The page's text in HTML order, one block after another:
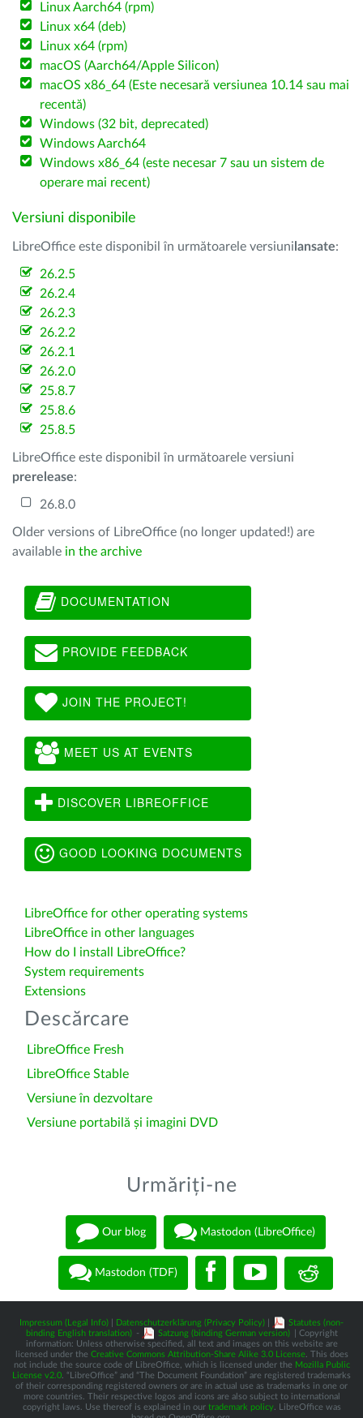
Linux Aarch64 (rpm)
Linux x64 (deb)
Linux x64 (rpm)
macOS (Aarch64/Apple Silicon)
macOS x86_64 (Este necesară versiunea 10.14 sau mai
recentă)
Windows (32 bit, deprecated)
Windows Aarch64
Windows x86_64 (este necesar 7 sau un sistem de
operare mai recent)
Versiuni disponibile
LibreOffice este disponibil în următoarele versiuni lansate:
26.2.5
26.2.4
26.2.3
26.2.2
26.2.1
26.2.0
25.8.7
25.8.6
25.8.5
LibreOffice este disponibil în următoarele versiuni
prerelease:
26.8.0
Older versions of LibreOffice (no longer updated!) are
available in the archive
DOCUMENTATION
PROVIDE FEEDBACK
JOIN THE PROJECT!
MEET US AT EVENTS
DISCOVER LIBREOFFICE
GOOD LOOKING DOCUMENTS
LibreOffice for other operating systems
LibreOffice in other languages
How do I install LibreOffice?
System requirements
Extensions
Descărcare
LibreOffice Fresh
LibreOffice Stable
Versiune în dezvoltare
Versiune portabilă și imagini DVD
Urmăriți-ne
Our blog Mastodon (LibreOffice)
Mastodon (TDF)
Impressum (Legal Info) Datenschutzerklärung (Privacy Policy)
Statutes (non-
binding English translation) - Satzung (binding German version)
| Copyright
information: Unless otherwise specified, all text and images on this website are
licensed under the Creative Commons Attribution-Share Alike 3.0 License. This does
not include the source code of LibreOffice, which is licensed under the Mozilla Public
License v2.0 . “LibreOffice” and “The Document Foundation” are registered trademarks
of their corresponding registered owners or are in actual use as trademarks in one or
more countries. Their respective logos and icons are also subject to international
copyright laws. Use thereof is explained in our trademark policy. LibreOffice was